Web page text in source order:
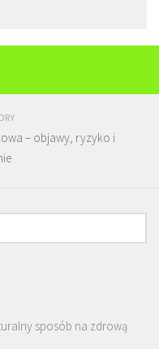
– objawy, ryzyko i
sposób na zdrową